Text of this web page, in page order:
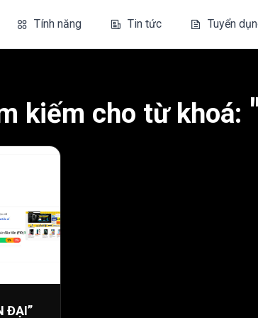
Tính năng Tin tức Tuyển
kiếm cho từ khoá:
ĐẠI”